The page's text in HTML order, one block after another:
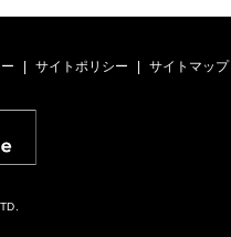
サイトポリシー サイトマップ